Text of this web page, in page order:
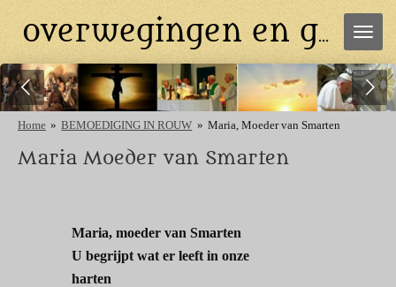
direct
de
hoofdinhoud
overwegingen en gebeden
Home » BEMOEDIGING IN ROUW » Maria, Moeder van Smarten
Maria Moeder van Smarten
Maria, moeder van Smarten
U begrijpt wat er leeft in onze
harten